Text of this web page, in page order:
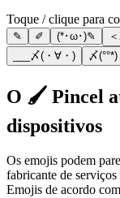
Toque / clique para
✎ ✐ (*･ω･)✎
___〆(・∀・)
〆(°°*)
O 🖌️ Pincel
dispositivos
Os emojis podem
fabricante de
Emojis de acordo